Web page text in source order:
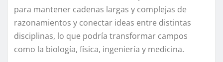
para mantener cadenas largas y complejas de
razonamientos y conectar ideas entre distintas
disciplinas, lo que podría transformar campos
como la biología, física, ingeniería y medicina.